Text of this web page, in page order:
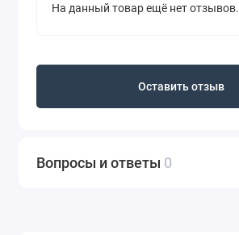
На данный товар ещё нет отзывов.
Оставить отзыв
Вопросы и ответы 0